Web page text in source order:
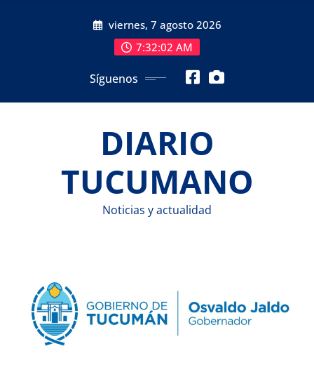
viernes, 7 agosto 2026
7:32:03 AM
Síguenos
DIARIO
TUCUMANO
Noticias y actualidad